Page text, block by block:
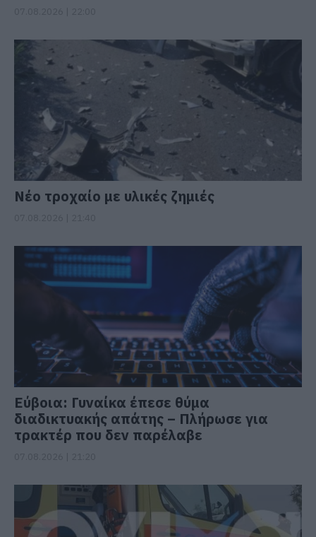
Νέο τροχαίο με υλικές ζημιές
Εύβοια: Γυναίκα έπεσε θύμα
διαδικτυακής απάτης – Πλήρωσε για
τρακτέρ που δεν παρέλαβε